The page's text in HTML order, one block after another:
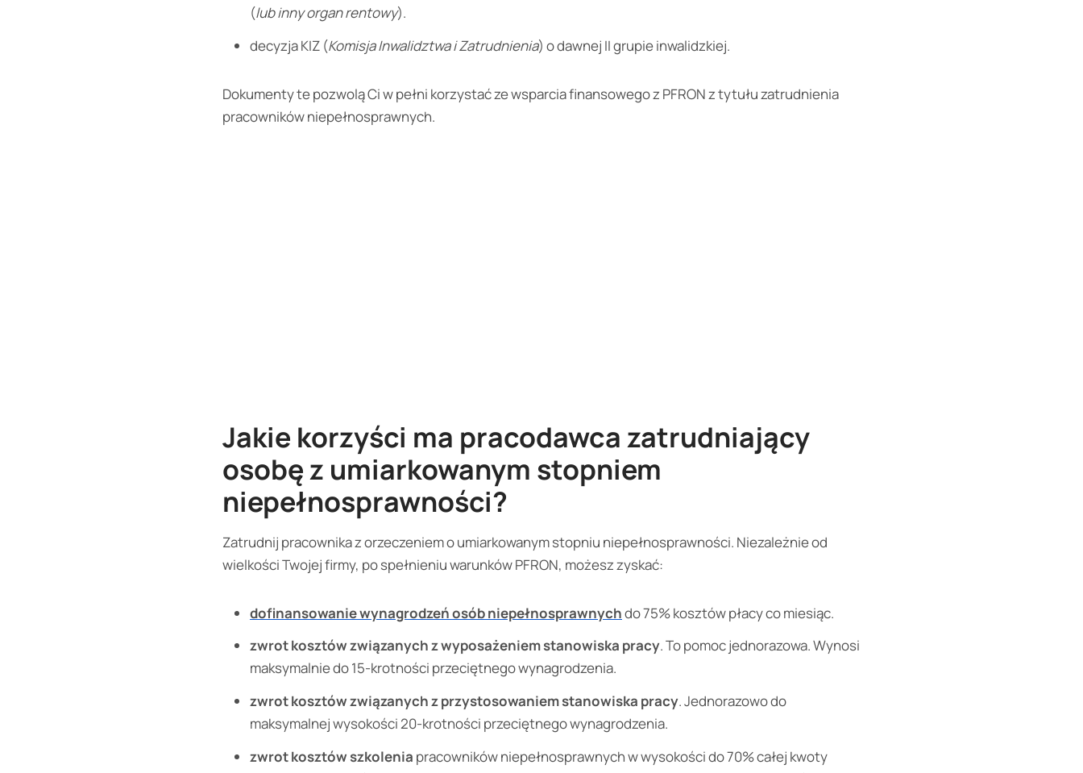
(lub inny organ rentowy).
decyzja KIZ (Komisja Inwalidztwa i Zatrudnienia) o dawnej II grupie inwalidzkiej.
Dokumenty te pozwolą Ci w pełni korzystać ze wsparcia finansowego z PFRON z tytułu zatrudnienia
pracowników niepełnosprawnych.
Jakie korzyści ma pracodawca zatrudniający
osobę z umiarkowanym stopniem
niepełnosprawności?
Zatrudnij pracownika z orzeczeniem o umiarkowanym stopniu niepełnosprawności. Niezależnie od
wielkości Twojej firmy, po spełnieniu warunków PFRON, możesz zyskać:
dofinansowanie wynagrodzeń osób niepełnosprawnychdo 75% kosztów płacy co miesiąc.
zwrot kosztów związanych z wyposażeniem stanowiska pracy. To pomoc jednorazowa. Wynosi
maksymalnie do 15-krotności przeciętnego wynagrodzenia.
zwrot kosztów związanych z przystosowaniem stanowiska pracy. Jednorazowo do
maksymalnej wysokości 20-krotności przeciętnego wynagrodzenia.
zwrot kosztów szkolenia pracowników niepełnosprawnych w wysokości do 70% całej kwoty